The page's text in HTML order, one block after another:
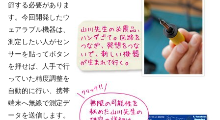
節する必要がありま
す。今回開発したウ
ェアラブル機器は、
測定したい人がセン
サーを貼ってボタン
を押せば、人手で行
っていた精度調整を
自動的に行い、携帯
端末へ無線で測定デ
ータを送信します。